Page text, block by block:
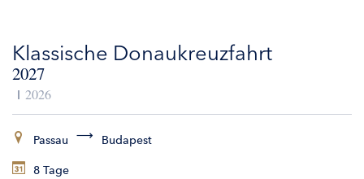
LEISTUNGEN
AUSFLÜGE
ZUSATZLEISTUNGEN
SCHIFFE
Klassische Donaukreuzfahrt
2027
2026
Passau Budapest
8 Tage